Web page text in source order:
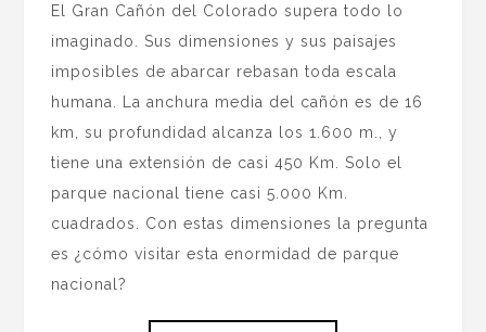
El Gran Cañón del Colorado supera todo lo
imaginado. Sus dimensiones y sus paisajes
imposibles de abarcar rebasan toda escala
humana. La anchura media del cañón es de 16
km, su profundidad alcanza los 1.600 m., y
tiene una extensión de casi 450 Km. Solo el
parque nacional tiene casi 5.000 Km.
cuadrados. Con estas dimensiones la pregunta
es ¿cómo visitar esta enormidad de parque
nacional?